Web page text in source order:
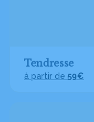
Tendresse
à partir de 59€